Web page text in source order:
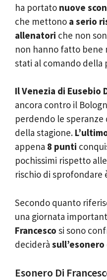
ha portato nuove
che mettono a serio
allenatori che non
non hanno fatto bene
stati al comando della
Il Venezia di Eusebio
ancora contro il
perdendo le speranze
della stagione.
appena 8 punti
pochissimi rispetto
rischio di sprofondare
Secondo quanto
una giornata
Francesco si sono
deciderà
Esonero Di